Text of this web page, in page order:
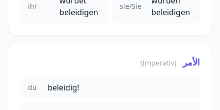
ihr
beleidigen
sie/Sie
beleidigen
الأمر (Imperativ)
du beleidig!